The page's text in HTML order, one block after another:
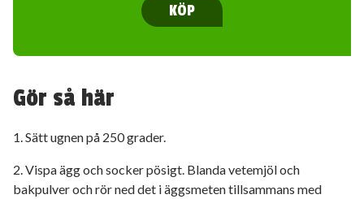
KÖP
Gör så här
1. Sätt ugnen på 250 grader.
2. Vispa ägg och socker pösigt. Blanda vetemjöl och
bakpulver och rör ned det i äggsmeten tillsammans med